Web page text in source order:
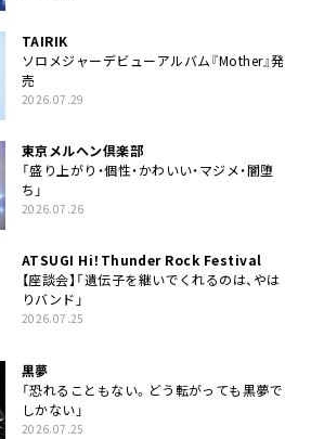
TAIRIK
ソロメジャーデビューアルバム『Mother』発
売
2026.07.29
東京メルヘン倶楽部
「盛り上がり・個性・かわいい・マジメ・闇堕
ち」
2026.07.26
ATSUGI Hi！Thunder Rock Festival
【座談会】「遺伝子を継いでくれるのは、やは
りバンド」
2026.07.25
黒夢
「恐れることもない。どう転がっても黒夢で
しかない」
2026.07.25